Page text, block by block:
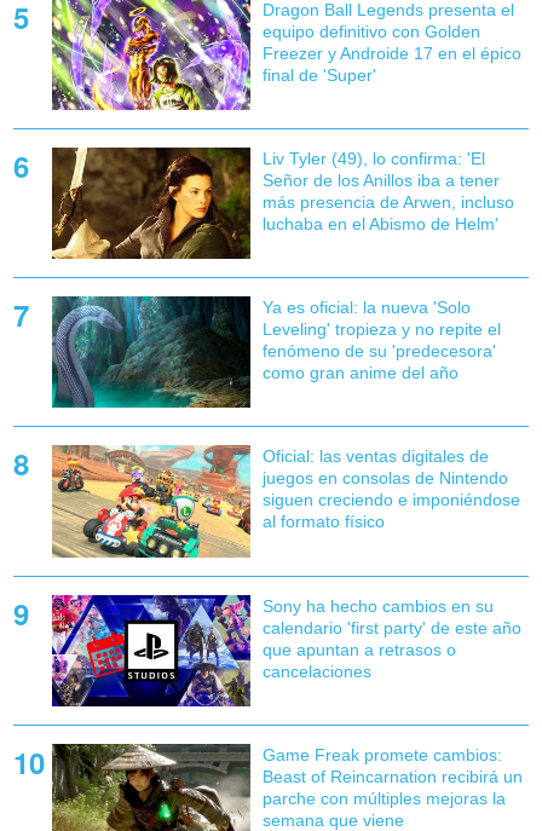
Dragon Ball Legends presenta el
equipo definitivo con Golden
Freezer y Androide 17 en el épico
final de 'Super'
Liv Tyler (49), lo confirma: 'El
Señor de los Anillos iba a tener
más presencia de Arwen, incluso
luchaba en el Abismo de Helm'
Ya es oficial: la nueva 'Solo
Leveling' tropieza y no repite el
fenómeno de su 'predecesora'
como gran anime del año
Oficial: las ventas digitales de
juegos en consolas de Nintendo
siguen creciendo e imponiéndose
al formato físico
Sony ha hecho cambios en su
calendario 'first party' de este año
que apuntan a retrasos o
cancelaciones
Game Freak promete cambios:
Beast of Reincarnation recibirá un
parche con múltiples mejoras la
semana que viene